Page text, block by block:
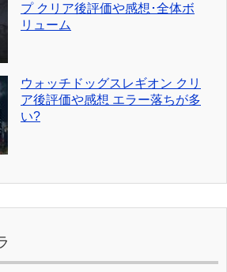
プ クリア後評価や感想･全体ボ
リューム
ウォッチドッグスレギオン クリ
ア後評価や感想 エラー落ちが多
い?